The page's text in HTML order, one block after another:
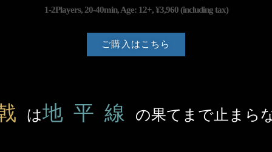
1-2Players, 20-40min, Age: 12+, ¥3,960 (including tax)
ご購入はこちら
は地平線 の果てまで止まら